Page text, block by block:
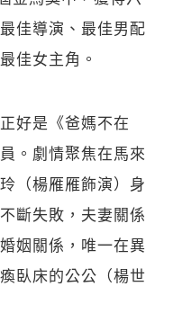
佳導演、最佳男配
佳女主角。
好是《爸媽不在
。劇情聚焦在馬來
（楊雁雁飾演）身
斷失敗，夫妻關係
姻關係，唯一在異
臥床的公公（楊世